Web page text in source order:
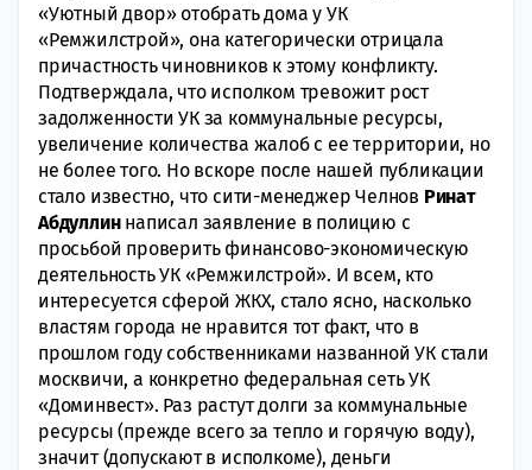
«Уютный двор» отобрать дома у УК
«Ремжилстрой», она категорически отрицала
причастность чиновников к этому конфликту.
Подтверждала, что исполком тревожит рост
задолженности УК за коммунальные ресурсы,
увеличение количества жалоб с ее территории, но
не более того. Но вскоре после нашей публикации
стало известно, что сити-менеджер Челнов Ринат
Абдуллиннаписал заявление в полицию с
просьбой проверить финансово-экономическую
деятельность УК «Ремжилстрой». И всем, кто
интересуется сферой ЖКХ, стало ясно, насколько
властям города не нравится тот факт, что в
прошлом году собственниками названной УК стали
москвичи, а конкретно федеральная сеть УК
«Доминвест». Раз растут долги за коммунальные
ресурсы (прежде всего за тепло и горячую воду),
значит (допускают в исполкоме), деньги